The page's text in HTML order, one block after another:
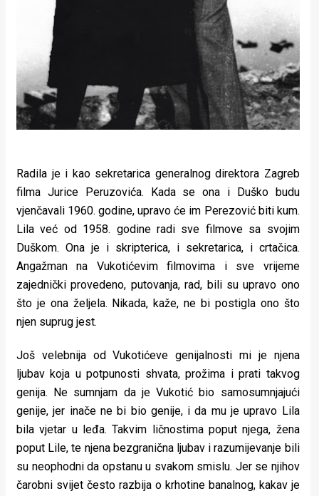
Radila je i kao sekretarica generalnog direktora Zagreb
filma Jurice Peruzovića. Kada se ona i Duško budu
vjenčavali 1960. godine, upravo će im Perezović biti kum.
Lila već od 1958. godine radi sve filmove sa svojim
Duškom. Ona je i skripterica, i sekretarica, i crtačica.
Angažman na Vukotićevim filmovima i sve vrijeme
zajednički provedeno, putovanja, rad, bili su upravo ono
što je ona željela. Nikada, kaže, ne bi postigla ono što
njen suprug jest.
Još velebnija od Vukotićeve genijalnosti mi je njena
ljubav koja u potpunosti shvata, prožima i prati takvog
genija. Ne sumnjam da je Vukotić bio samosumnjajući
genije, jer inače ne bi bio genije, i da mu je upravo Lila
bila vjetar u leđa. Takvim ličnostima poput njega, žena
poput Lile, te njena bezgranična ljubav i razumijevanje bili
su neophodni da opstanu u svakom smislu. Jer se njihov
čarobni svijet često razbija o krhotine banalnog, kakav je